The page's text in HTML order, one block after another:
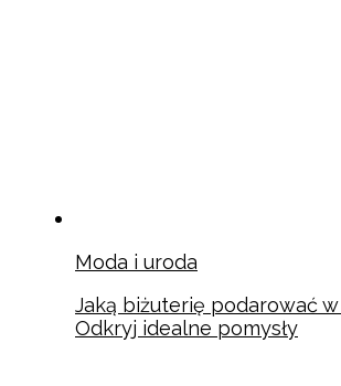
Moda i uroda
Jaką biżuterię podarować
Odkryj idealne pomysły